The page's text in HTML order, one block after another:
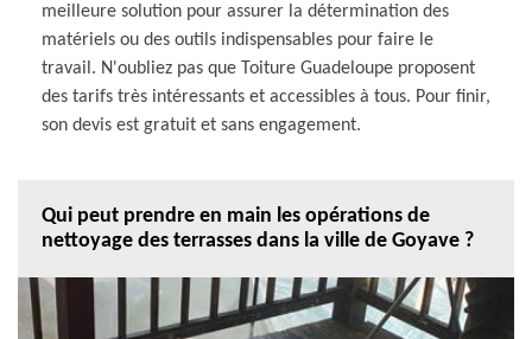
meilleure solution pour assurer la détermination des
matériels ou des outils indispensables pour faire le
travail. N'oubliez pas que Toiture Guadeloupe proposent
des tarifs très intéressants et accessibles à tous. Pour finir,
son devis est gratuit et sans engagement.
Qui peut prendre en main les opérations de
nettoyage des terrasses dans la ville de Goyave ?